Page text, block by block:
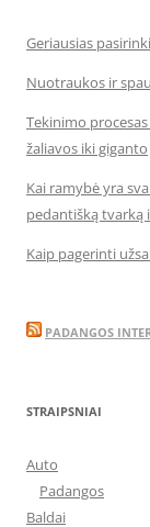
Geriausias
Nuotraukos ir
Tekinimo
žaliavos iki giganto
Kai ramybė yra
pedantišką tvarką
Kaip pagerinti
PADANGOS
STRAIPSNIAI
Auto
Padangos
Baldai